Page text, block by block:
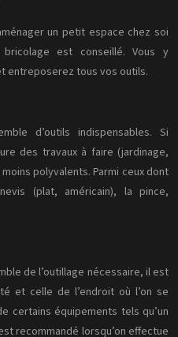
un petit espace chez soi
est conseillé. Vous y
entreposerez tous vos outils.
d’outils indispensables. Si
des travaux à faire (jardinage,
polyvalents. Parmi ceux dont
(plat, américain), la pince,
de l’outillage nécessaire, il est
et celle de l’endroit où l’on se
certains équipements tels qu’un
recommandé lorsqu’on effectue